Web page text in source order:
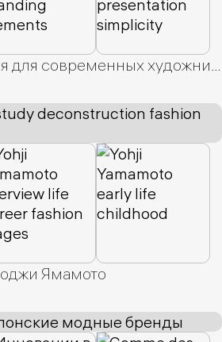
1 Белый 1 Работы 1
1 Фитнес 1
1 Коллекция 1 Партнер 1
Ассортимент
Музей 1 Для Инвесторов
Яркая презентация для современных художников
Ямамото